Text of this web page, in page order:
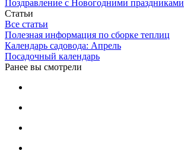
Поздравление с Новогодними праздниками
Статьи
Все статьи
Полезная информация по сборке теплиц
Календарь садовода: Апрель
Посадочный календарь
Ранее вы смотрели